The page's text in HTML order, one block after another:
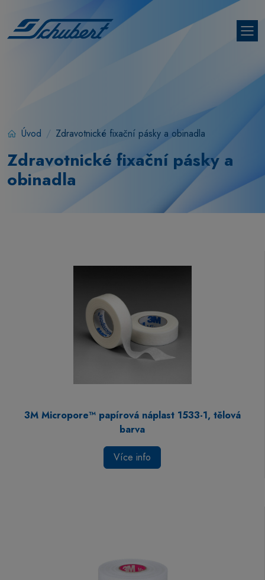
Úvod Zdravotnické fixační pásky a obinadla
Zdravotnické fixační pásky a
obinadla
3M Micropore™ papírová náplast 1533-1, tělová
barva
Více info